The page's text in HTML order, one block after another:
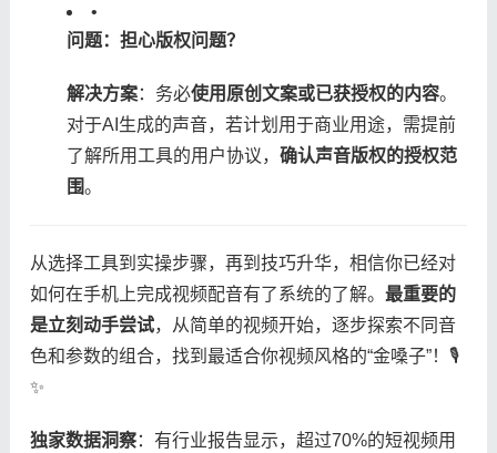
•
​问题：担心版权问题？​
​解决方案​​：务必​​使用原创文案或已获授权的内容​​。
对于AI生成的声音，若计划用于商业用途，需提前
了解所用工具的用户协议，​ ​确认声音版权的授权范
围​​。
从选择工具到实操步骤，再到技巧升华，相信你已经对
如何在手机上完成视频配音有了系统的了解。​ ​最重要的
是立刻动手尝试​​，从简单的视频开始，逐步探索不同音
色和参数的组合，找到最适合你视频风格的“金嗓子”！🎙️
✨
​独家数据洞察​​：有行业报告显示，超过70%的短视频用